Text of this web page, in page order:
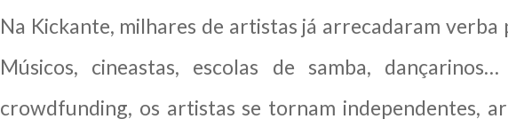
Na Kickante, milhares de artistas já arrecadaram verba
Músicos, cineastas, escolas de samba,
crowdfunding, os artistas se tornam independentes,